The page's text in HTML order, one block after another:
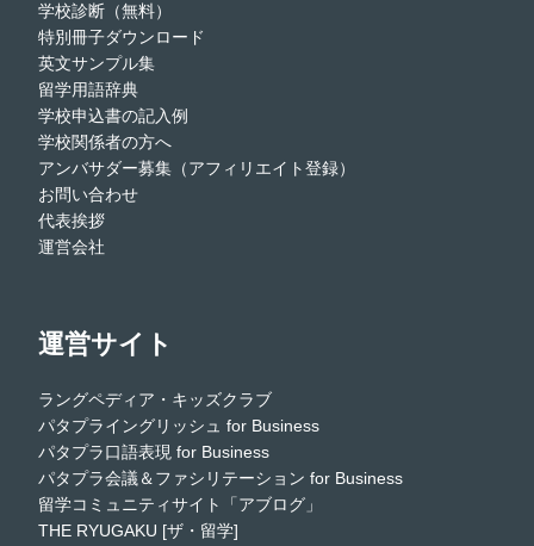
学校診断（無料）
特別冊子ダウンロード
英文サンプル集
留学用語辞典
学校申込書の記入例
学校関係者の方へ
アンバサダー募集（アフィリエイト登録）
お問い合わせ
代表挨拶
運営会社
運営サイト
ラングペディア・キッズクラブ
パタプライングリッシュ for Business
パタプラ口語表現 for Business
パタプラ会議＆ファシリテーション for Business
留学コミュニティサイト「アブログ」
THE RYUGAKU [ザ・留学]